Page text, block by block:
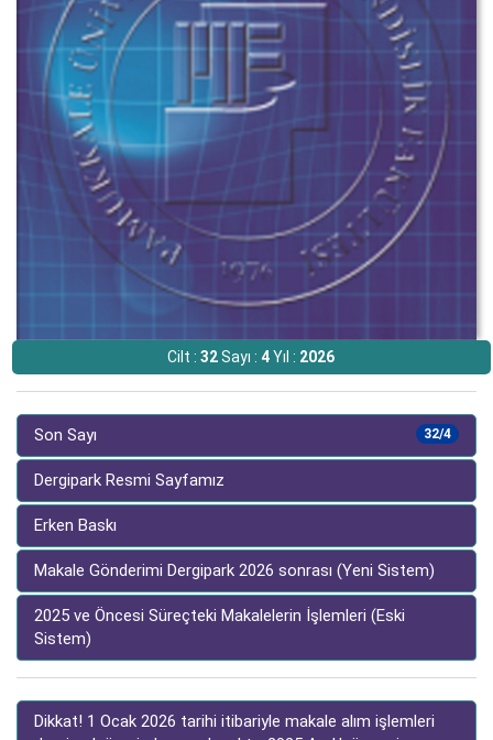
Cilt :32Sayı :4Yıl : 2026
32/4
Son Sayı
Dergipark Resmi Sayfamız
Erken Baskı
Makale Gönderimi Dergipark 2026 sonrası (Yeni Sistem)
2025 ve Öncesi Süreçteki Makalelerin İşlemleri (Eski
Sistem)
Dikkat! 1 Ocak 2026 tarihi itibariyle makale alım işlemleri